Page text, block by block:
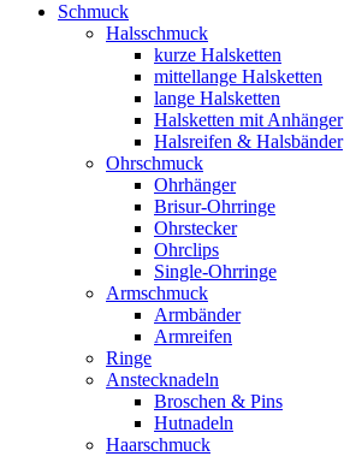
Schmuck
Halsschmuck
kurze Halsketten
mittellange Halsketten
lange Halsketten
Halsketten mit Anhänger
Halsreifen & Halsbänder
Ohrschmuck
Ohrhänger
Brisur-Ohrringe
Ohrstecker
Ohrclips
Single-Ohrringe
Armschmuck
Armbänder
Armreifen
Ringe
Anstecknadeln
Broschen & Pins
Hutnadeln
Haarschmuck